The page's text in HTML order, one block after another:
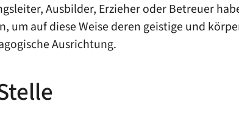
Ausbilder, Erzieher oder Betreuer
um auf diese Weise deren geistige und
Ausrichtung.